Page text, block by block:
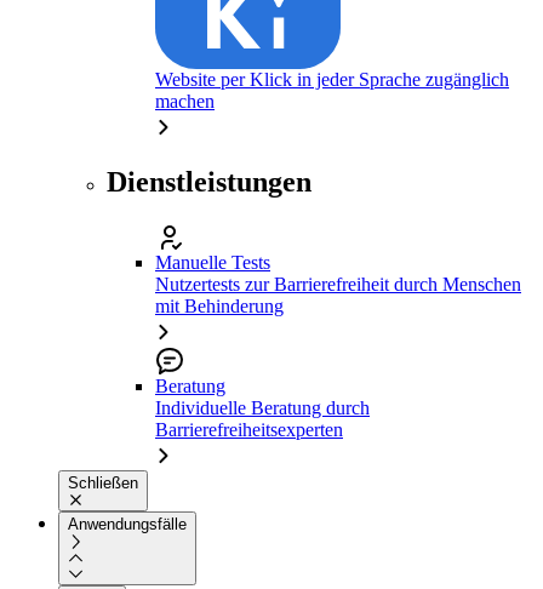
Website per Klick in jeder Sprache zugänglich
machen
Dienstleistungen
Manuelle Tests
Nutzertests zur Barrierefreiheit durch Menschen
mit Behinderung
Beratung
Individuelle Beratung durch
Barrierefreiheitsexperten
Schließen
Anwendungsfälle